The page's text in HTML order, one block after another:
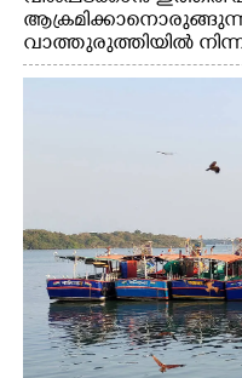
വാത്തുരുത്തിയിൽ